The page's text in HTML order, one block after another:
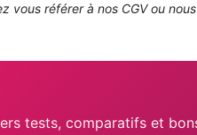
vous référer à nos CGV ou
tests, comparatifs et